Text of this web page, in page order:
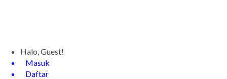
Halo, Guest!
Masuk
Daftar